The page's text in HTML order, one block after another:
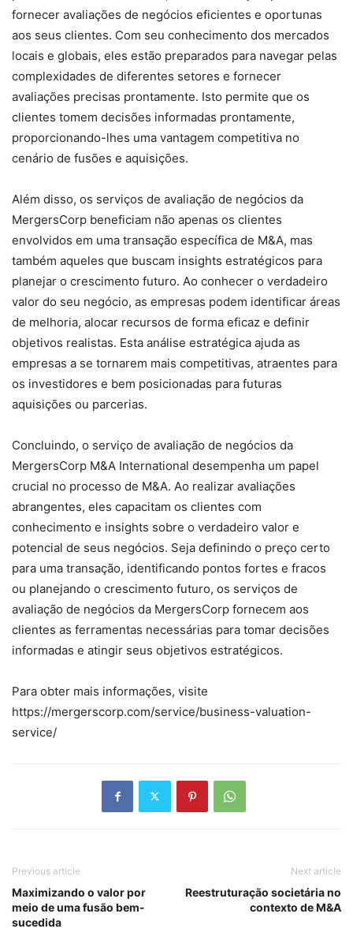
fornecer avaliações de negócios eficientes e oportunas
aos seus clientes. Com seu conhecimento dos mercados
locais e globais, eles estão preparados para navegar pelas
complexidades de diferentes setores e fornecer
avaliações precisas prontamente. Isto permite que os
clientes tomem decisões informadas prontamente,
proporcionando-lhes uma vantagem competitiva no
cenário de fusões e aquisições.
Além disso, os serviços de avaliação de negócios da
MergersCorp beneficiam não apenas os clientes
envolvidos em uma transação específica de M&A, mas
também aqueles que buscam insights estratégicos para
planejar o crescimento futuro. Ao conhecer o verdadeiro
valor do seu negócio, as empresas podem identificar áreas
de melhoria, alocar recursos de forma eficaz e definir
objetivos realistas. Esta análise estratégica ajuda as
empresas a se tornarem mais competitivas, atraentes para
os investidores e bem posicionadas para futuras
aquisições ou parcerias.
Concluindo, o serviço de avaliação de negócios da
MergersCorp M&A International desempenha um papel
crucial no processo de M&A. Ao realizar avaliações
abrangentes, eles capacitam os clientes com
conhecimento e insights sobre o verdadeiro valor e
potencial de seus negócios. Seja definindo o preço certo
para uma transação, identificando pontos fortes e fracos
ou planejando o crescimento futuro, os serviços de
avaliação de negócios da MergersCorp fornecem aos
clientes as ferramentas necessárias para tomar decisões
informadas e atingir seus objetivos estratégicos.
Para obter mais informações, visite
https://mergerscorp.com/service/business-valuation-
service/
Previous article
Maximizando o valor por
meio de uma fusão bem-
sucedida
Next article
Reestruturação societária no
contexto de M&A